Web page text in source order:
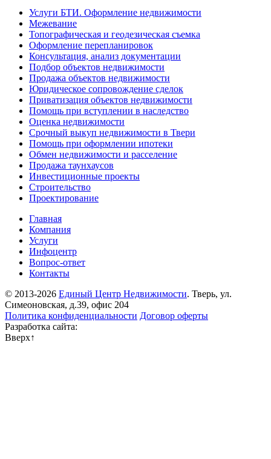
Услуги БТИ. Оформление недвижимости
Межевание
Топографическая и геодезическая съемка
Оформление перепланировок
Консультация, анализ документации
Подбор объектов недвижимости
Продажа объектов недвижимости
Юридическое сопровождение сделок
Приватизация объектов недвижимости
Помощь при вступлении в наследство
Оценка недвижимости
Срочный выкуп недвижимости в Твери
Помощь при оформлении ипотеки
Обмен недвижимости и расселение
Продажа таунхаусов
Инвестиционные проекты
Строительство
Проектирование
Главная
Компания
Услуги
Инфоцентр
Вопрос-ответ
Контакты
© 2013-2026 Единый Центр Недвижимости. Тверь, ул.
Симеоновская, д.39, офис 204
Политика конфиденциальности Договор оферты
Разработка сайта:
Вверх↑